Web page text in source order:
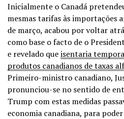
Inicialmente o Canadá
mesmas tarifas às importações
de março, acabou por voltar
como base o facto de o
e revelado queisentaria
produtos canadianos de taxas
Primeiro-ministro canadiano,
pronunciou-se no sentido de
Trump com estas medidas
economia canadiana, para poder